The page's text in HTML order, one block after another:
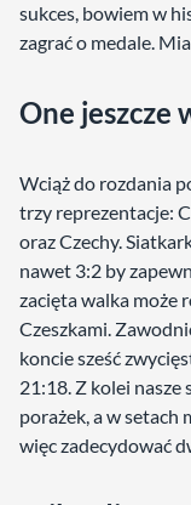
sukces, bowiem w
zagrać o medale.
One jeszcze
Wciąż do rozdania
trzy reprezentacje:
oraz Czechy.
nawet 3:2 by
zacięta walka może
Czeszkami.
koncie sześć
21:18. Z kolei nasze
porażek, a w setach
więc zadecydować